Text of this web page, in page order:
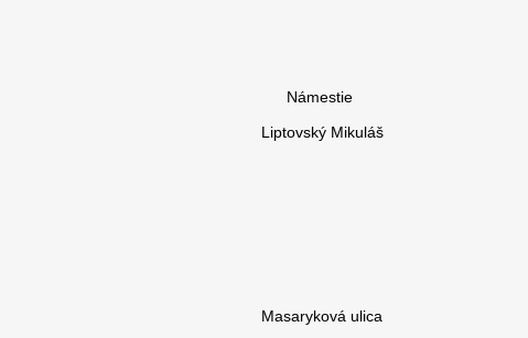
Námestie
Liptovský Mikuláš
Masaryková ulica